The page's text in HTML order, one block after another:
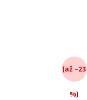
(až –23
%)